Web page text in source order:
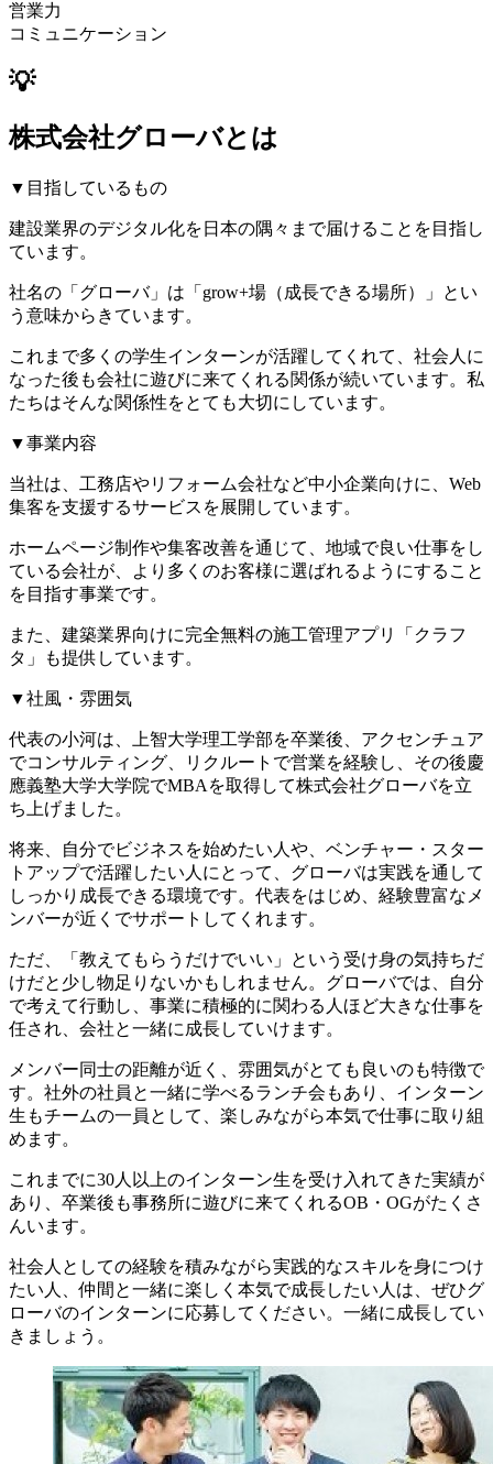
営業力
コミュニケーション
💡
株式会社グローバとは
▼目指しているもの
建設業界のデジタル化を日本の隅々まで届けることを目指し
ています。
社名の「グローバ」は「grow+場（成長できる場所）」とい
う意味からきています。
これまで多くの学生インターンが活躍してくれて、社会人に
なった後も会社に遊びに来てくれる関係が続いています。私
たちはそんな関係性をとても大切にしています。
▼事業内容
当社は、工務店やリフォーム会社など中小企業向けに、Web
集客を支援するサービスを展開しています。
ホームページ制作や集客改善を通じて、地域で良い仕事をし
ている会社が、より多くのお客様に選ばれるようにすること
を目指す事業です。
また、建築業界向けに完全無料の施工管理アプリ「クラフ
タ」も提供しています。
▼社風・雰囲気
代表の小河は、上智大学理工学部を卒業後、アクセンチュア
でコンサルティング、リクルートで営業を経験し、その後慶
應義塾大学大学院でMBAを取得して株式会社グローバを立
ち上げました。
将来、自分でビジネスを始めたい人や、ベンチャー・スター
トアップで活躍したい人にとって、グローバは実践を通して
しっかり成長できる環境です。代表をはじめ、経験豊富なメ
ンバーが近くでサポートしてくれます。
ただ、「教えてもらうだけでいい」という受け身の気持ちだ
けだと少し物足りないかもしれません。グローバでは、自分
で考えて行動し、事業に積極的に関わる人ほど大きな仕事を
任され、会社と一緒に成長していけます。
メンバー同士の距離が近く、雰囲気がとても良いのも特徴で
す。社外の社員と一緒に学べるランチ会もあり、インターン
生もチームの一員として、楽しみながら本気で仕事に取り組
めます。
これまでに30人以上のインターン生を受け入れてきた実績が
あり、卒業後も事務所に遊びに来てくれるOB・OGがたくさ
んいます。
社会人としての経験を積みながら実践的なスキルを身につけ
たい人、仲間と一緒に楽しく本気で成長したい人は、ぜひグ
ローバのインターンに応募してください。一緒に成長してい
きましょう。